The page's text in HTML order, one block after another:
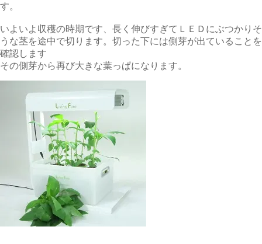
す。
いよいよ収穫の時期です、長く伸びすぎてＬＥＤにぶつかりそ
うな茎を途中で切ります。切った下には側芽が出ていることを
確認します
その側芽から再び大きな葉っぱになります。